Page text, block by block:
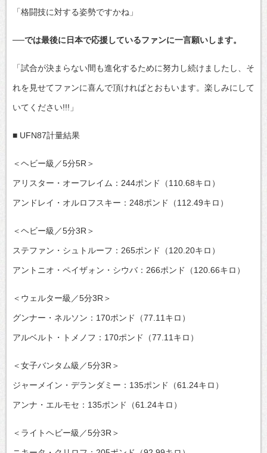
「格闘技に対する姿勢ですかね」
──では最後に日本で応援しているファンに一言願いします。
「試合が決まらない間も進化するために努力し続けましたし、そ
れを見せてファンに喜んで頂ければとおもいます。楽しみにして
いてください!!!」
■ UFN87計量結果
＜ヘビー級／5分5R＞
アリスター・オーフレイム：244ポンド（110.68キロ）
アンドレイ・オルロフスキー：248ポンド（112.49キロ）
＜ヘビー級／5分3R＞
ステファン・シュトルーフ：265ポンド（120.20キロ）
アントニオ・ペイザォン・シウバ：266ポンド（120.66キロ）
＜ウェルター級／5分3R＞
グンナー・ネルソン：170ポンド（77.11キロ）
アルベルト・トメノフ：170ポンド（77.11キロ）
＜女子バンタム級／5分3R＞
ジャーメイン・デランダミー：135ポンド（61.24キロ）
アンナ・エルモセ：135ポンド（61.24キロ）
＜ライトヘビー級／5分3R＞